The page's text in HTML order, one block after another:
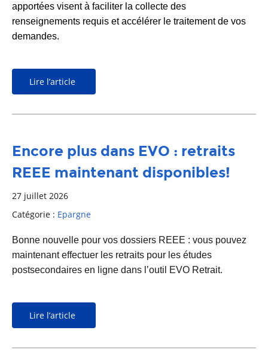
apportées visent à faciliter la collecte des
renseignements requis et accélérer le traitement de vos
demandes.
Lire l’article
Encore plus dans EVO : retraits
REEE maintenant disponibles!
27 juillet 2026
Catégorie : Epargne
Bonne nouvelle pour vos dossiers REEE : vous pouvez
maintenant effectuer les retraits pour les études
postsecondaires en ligne dans l’outil EVO Retrait.
Lire l’article